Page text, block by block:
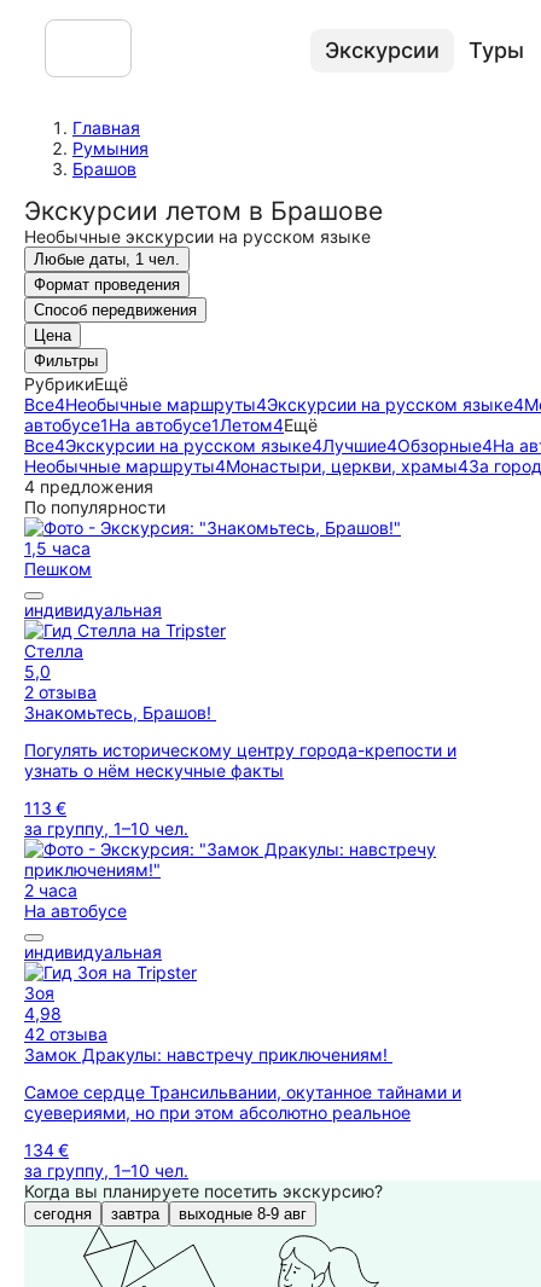
Экскурсии Туры
Главная
Румыния
Брашов
Экскурсии летом в Брашове
Необычные экскурсии на русском языке
Любые даты, 1 чел.
Формат проведения
Способ передвижения
Цена
Фильтры
РубрикиЕщё
Все4Необычные маршруты4Экскурсии на русском языке4
автобусе1На автобусе1Летом4Ещё
Все4Экскурсии на русском языке4Лучшие4Обзорные4На
Необычные маршруты4Монастыри, церкви, храмы4За
4 предложения
По популярности
1,5 часа
Пешком
индивидуальная
Стелла
5,0
2 отзыва
Знакомьтесь, Брашов!
Погулять историческому центру города-крепости и
узнать о нём нескучные факты
113 €
за группу, 1–10 чел.
2 часа
На автобусе
индивидуальная
Зоя
4,98
42 отзыва
Замок Дракулы: навстречу приключениям!
Самое сердце Трансильвании, окутанное тайнами и
суевериями, но при этом абсолютно реальное
134 €
за группу, 1–10 чел.
Когда вы планируете посетить экскурсию?
сегодня завтра выходные 8-9 авг